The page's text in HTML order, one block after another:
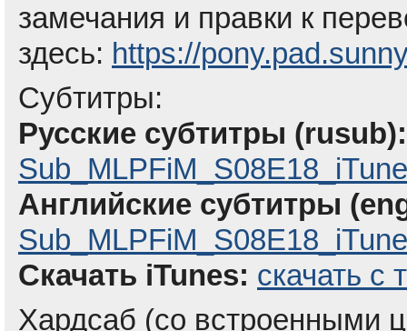
замечания и правки к
здесь: https://
Субтитры:
Русские субтитры (rusub):
Английские субтитры
Скачать iTunes: скачать с
Хардсаб (со встроенными